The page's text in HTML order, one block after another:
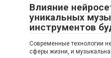
Влияние
уникальных
инструментов
Современные технологии
сферы жизни, и